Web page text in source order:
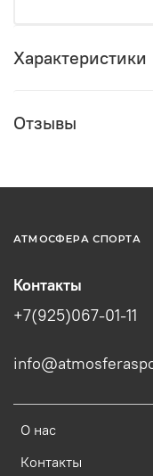
Характеристики
Отзывы
АТМОСФЕРА СПОРТА
О нас
Контакты
Контакты
+7(925)067-01-11